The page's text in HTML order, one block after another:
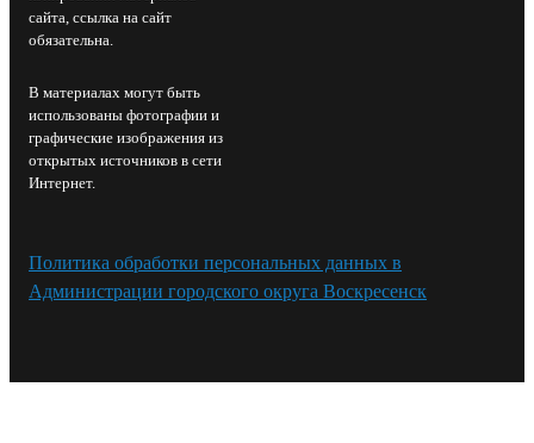
сайта, ссылка на сайт
обязательна.
В материалах могут быть
использованы фотографии и
графические изображения из
открытых источников в сети
Интернет.
Политика обработки персональных данных в
Администрации городского округа Воскресенск